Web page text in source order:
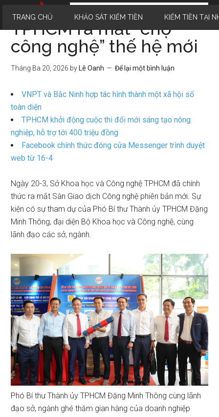
TRANG CHỦ KHẢO SÁT KIẾM TIỀN KIẾM TIỀN TẠI
TPHCM ra mắt “chợ
công nghệ” thế hệ mới
Tháng Ba 20, 2026 by Lê Oanh Để lại một bình luận
VNPT và Bắc Ninh hợp tác hình thành một xã hội số
toàn diện
TPHCM khởi động cuộc thi đổi mới sáng tạo nông
nghiệp, hỗ trợ tới 400 triệu đồng
Facebook chính thức đóng cửa Messenger trình duyệt
web từ 16-4
Ngày 20-3, Sở Khoa học và Công nghệ TPHCM đã chính
thức ra mắt Sàn Giao dịch Công nghệ phiên bản mới. Sự
kiện có sự tham dự của Phó Bí thư Thành ủy TPHCM Đặng
Minh Thông, đại diện Bộ Khoa học và Công nghệ, cùng
lãnh đạo các sở, ngành.
Phó Bí thư Thành ủy TPHCM Đặng Minh Thông cùng lãnh
đạo sở, ngành ghé thăm gian hàng của doanh nghiệp